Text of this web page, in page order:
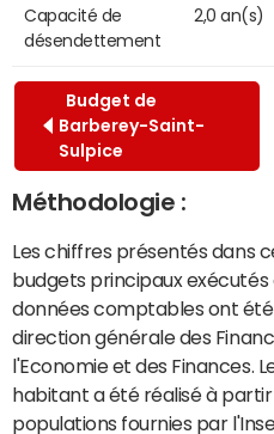
Capacité de
désendettement
2,0 an(s)
Budget de
Barberey-Saint-
Sulpice
Méthodologie :
Les chiffres présentés dans
budgets principaux
données comptables ont
direction générale des
l'Economie et des Finances.
habitant a été réalisé à
populations fournies par